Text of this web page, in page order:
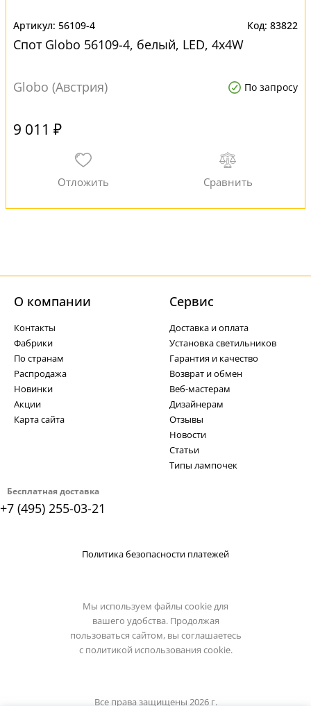
56109-4 83822
Спот Globo 56109-4, белый, LED, 4x4W
Globo (Австрия) По запросу
9 011 ₽
Бесплатная доставка
+7 (495) 255-03-21
О компании
Контакты
Фабрики
По странам
Распродажа
Новинки
Акции
Карта сайта
Cервис
Доставка и оплата
Установка светильников
Гарантия и качество
Возврат и обмен
Веб-мастерам
Дизайнерам
Отзывы
Новости
Статьи
Типы лампочек
Политика безопасности платежей
Мы используем файлы cookie для
вашего удобства. Продолжая
пользоваться сайтом, вы соглашаетесь
с политикой использования cookie.
Все права защищены 2026 г.